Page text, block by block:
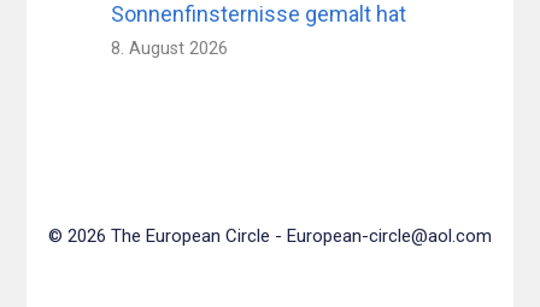
Sonnenfinsternisse gemalt hat
8. August 2026
© 2026 The European Circle - European-circle@aol.com